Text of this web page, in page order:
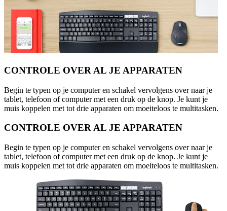
CONTROLE OVER AL JE APPARATEN
Begin te typen op je computer en schakel vervolgens over naar je
tablet, telefoon of computer met een druk op de knop. Je kunt je
muis koppelen met tot drie apparaten om moeiteloos te multitasken.
CONTROLE OVER AL JE APPARATEN
Begin te typen op je computer en schakel vervolgens over naar je
tablet, telefoon of computer met een druk op de knop. Je kunt je
muis koppelen met tot drie apparaten om moeiteloos te multitasken.